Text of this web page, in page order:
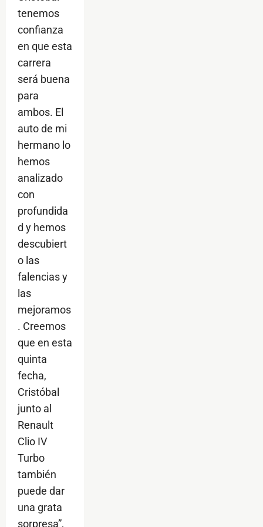
tenemos
confianza
en que esta
carrera
será buena
para
ambos. El
auto de mi
hermano lo
hemos
analizado
con
profundida
d y hemos
descubiert
o las
falencias y
las
mejoramos
. Creemos
que en esta
quinta
fecha,
Cristóbal
junto al
Renault
Clio IV
Turbo
también
puede dar
una grata
sorpresa”,